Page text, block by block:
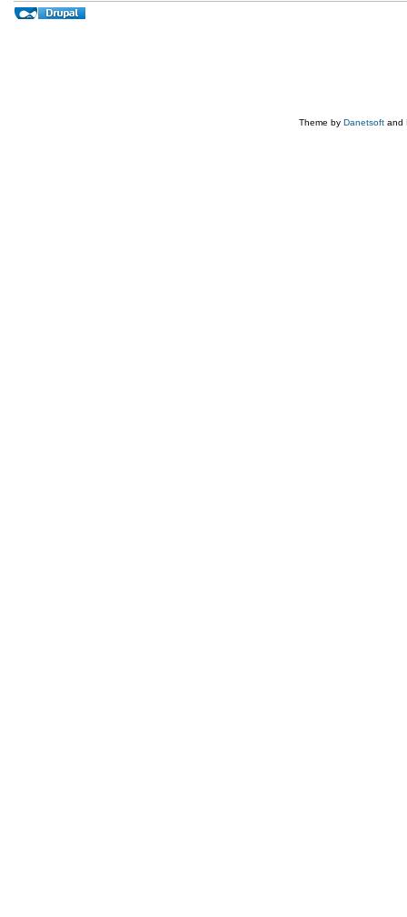
Theme by Danetsoft and